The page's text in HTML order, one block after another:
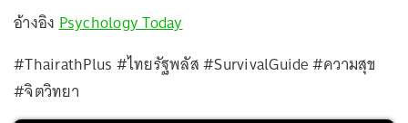
อ้างอิงPsychology Today
#ThairathPlus #ไทยรัฐพลัส #SurvivalGuide #ความสุข
#จิตวิทยา